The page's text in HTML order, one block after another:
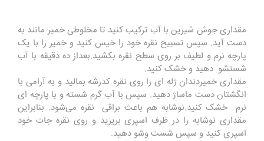
مقداری جوش شیرین با آب ترکیب کنید تا مخلوطی خمیر مانند به
دست آید. سپس تسبیح نقره خود را خیس کنید و خمیر را با یک
پارچه نرم و لطیف بر روی سطح نقره بکشید.بعداز ده دقیقه با آب
شستشو دهید و خشک کنید.
مقداری خمیردندان ژله ای را روی نقره کدرشه بمالید و به آرامی با
انگشتان دست ماساژ دهید. سپس با آب گرم شسته و با پارچه ای
نرم خشک کنید.نوشابه هم باعث براقی نقره می‌شود. بنابراین
مقداری نوشابه را در ظرف اسپری بریزید و روی نقره جات خود
اسپری کنید و سپس شست وشو دهید.